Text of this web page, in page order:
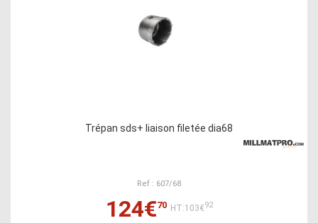
Trépan sds+ liaison filetée dia68
Ref : 607/68
124€70 HT:103€92